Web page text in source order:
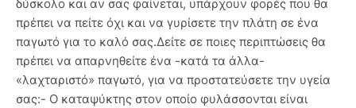
δύσκολο και αν σας φαίνεται, υπάρχουν φορές που θα
πρέπει να πείτε όχι και να γυρίσετε την πλάτη σε ένα
παγωτό για το καλό σας.Δείτε σε ποιες περιπτώσεις θα
πρέπει να απαρνηθείτε ένα -κατά τα άλλα-
«λαχταριστό» παγωτό, για να προστατεύσετε την υγεία
σας:- Ο καταψύκτης στον οποίο φυλάσσονται είναι